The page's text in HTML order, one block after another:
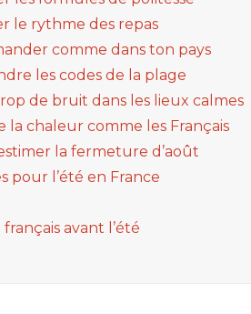
le rythme des repas
comme dans ton pays
les codes de la plage
de bruit dans les lieux calmes
la chaleur comme les Français
la fermeture d’août
pour l’été en France
avant l’été